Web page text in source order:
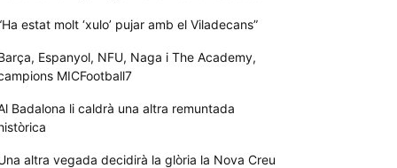
estat molt ‘xulo’ pujar amb el Viladecans”
Espanyol, NFU, Naga i The Academy,
MICFootball7
Badalona li caldrà una altra remuntada
altra vegada decidirà la glòria la Nova Creu